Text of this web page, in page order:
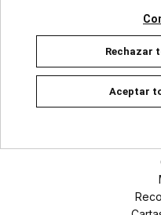
Rechazar
Aceptar